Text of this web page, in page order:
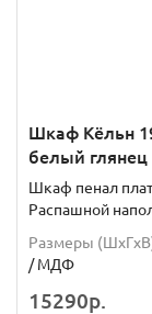
Шкаф Кёльн
белый глянец
Шкаф пенал
Распашной
Размеры
/ МДФ
15290р.